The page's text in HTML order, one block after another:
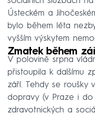
Ústeckém a
bylo během léta
vyšším výskytem
Zmatek během
V polovině srpna
přistoupila k dalšímu
září. Tehdy se roušky
dopravy (v Praze i
zdravotnických a